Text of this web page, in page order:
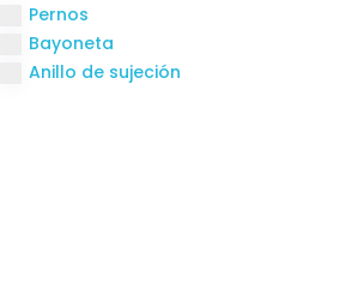
Pernos
Bayoneta
Anillo de sujeción